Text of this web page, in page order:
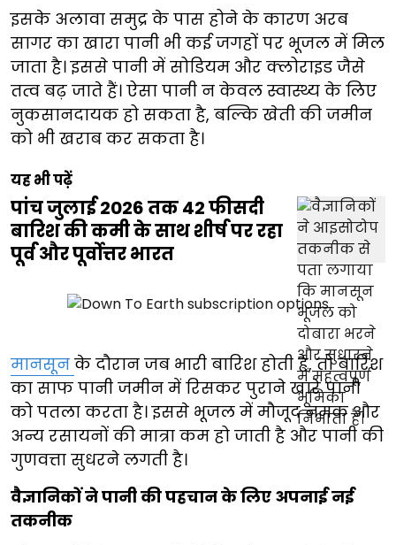
इसके अलावा समुद्र के पास होने के कारण अरब
सागर का खारा पानी भी कई जगहों पर भूजल में मिल
जाता है। इससे पानी में सोडियम और क्लोराइड जैसे
तत्व बढ़ जाते हैं। ऐसा पानी न केवल स्वास्थ्य के लिए
नुकसानदायक हो सकता है, बल्कि खेती की जमीन
को भी खराब कर सकता है।
यह भी पढ़ें
पांच जुलाई 2026 तक 42 फीसदी
बारिश की कमी के साथ शीर्ष पर रहा
पूर्व और पूर्वोत्तर भारत
मानसून के दौरान जब भारी बारिश होती है, तो बारिश
का साफ पानी जमीन में रिसकर पुराने खारे पानी
को पतला करता है। इससे भूजल में मौजूद नमक और
अन्य रसायनों की मात्रा कम हो जाती है और पानी की
गुणवत्ता सुधरने लगती है।
वैज्ञानिकों ने पानी की पहचान के लिए अपनाई नई
तकनीक